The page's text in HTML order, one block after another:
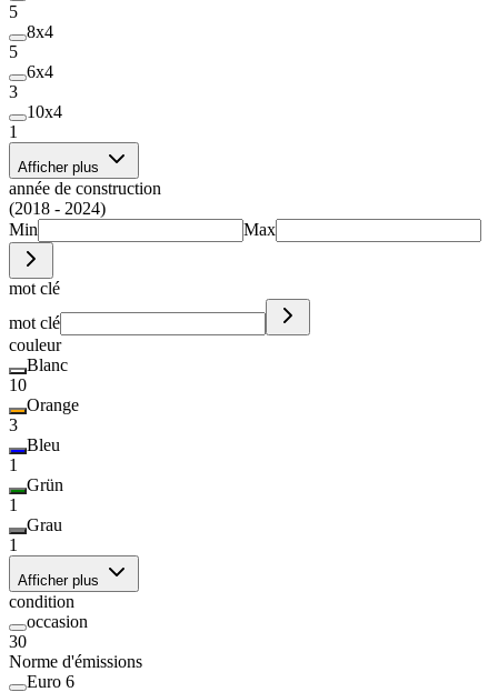
5
8x4
5
6x4
3
10x4
1
Afficher plus
année de construction
(2018 - 2024)
Min
Max
mot clé
mot clé
couleur
Blanc
10
Orange
3
Bleu
1
Grün
1
Grau
1
Afficher plus
condition
occasion
30
Norme d'émissions
Euro 6